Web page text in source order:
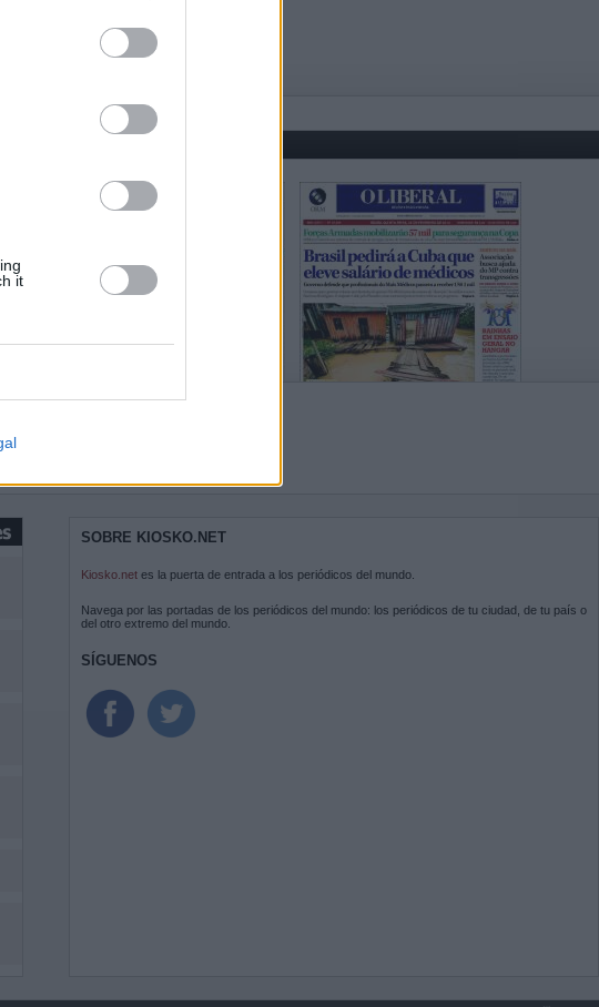
it
SOBRE KIOSKO.NET
Kiosko.net es la puerta de entrada a los periódicos del mundo.
Navega por las portadas de los periódicos del mundo: los periódicos de tu ciudad, de tu país o
del otro extremo del mundo.
SÍGUENOS